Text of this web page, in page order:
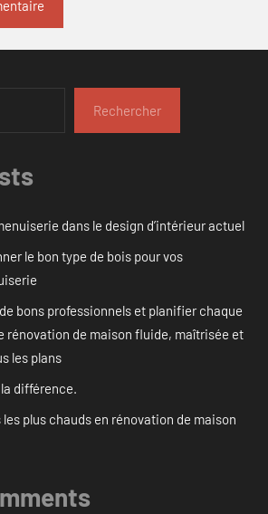
Rechercher
dans le design d’intérieur actuel
le bon type de bois pour vos
bons professionnels et planifier chaque
rénovation de maison fluide, maîtrisée et
les plans
différence.
plus chauds en rénovation de maison